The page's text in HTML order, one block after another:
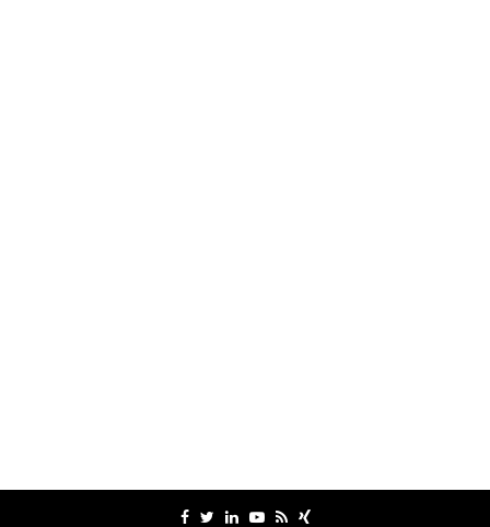
Facebook
TwitterLinkedinYoutube
RssXing